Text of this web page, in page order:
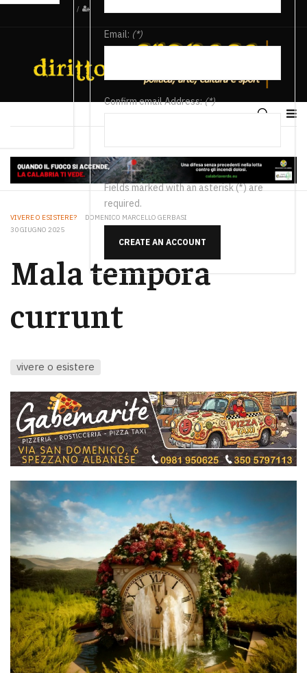
/
Email: (*)
Confirm email Address:(*)
Fields marked with an asterisk (*) are
required.
CREATE AN ACCOUNT
VIVERE O ESISTERE?
DOMENICO MARCELLO GERBASI
30 GIUGNO 2025
Mala tempora
currunt
vivere o esistere